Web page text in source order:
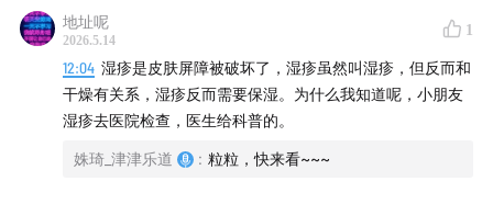
道」领取比大促折扣还低的大额优惠！
同时提醒大家，买几件就要领几张券，任意单品两件还可
在福利价格基础上再享95折！
【入夏生存时间轴】
地址呢
2026.5.14
1
12:04 湿疹是皮肤屏障被破坏了，湿疹虽然叫湿疹，但反而和
干燥有关系，湿疹反而需要保湿。为什么我知道呢，小朋友
湿疹去医院检查，医生给科普的。
姝琦_津津乐道 : 粒粒，快来看~~~